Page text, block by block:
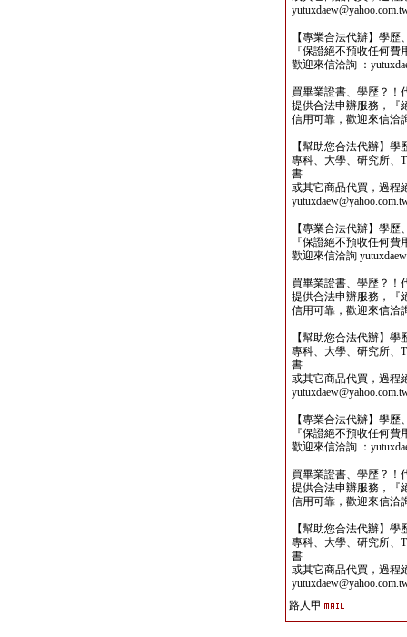
【專業合法代辦】學
『保證絕不預收任何
歡迎來信洽詢 ：
買畢業證書、學歷？！
提供合法申辦服務，『
信用可靠，歡迎來信洽
【幫助您合法代辦】
專科、大學、研究所、
書
或其它商品代買，過程
【專業合法代辦】學
『保證絕不預收任何
歡迎來信洽詢
買畢業證書、學歷？！
提供合法申辦服務，『
信用可靠，歡迎來信洽
【幫助您合法代辦】
專科、大學、研究所、
書
或其它商品代買，過程
【專業合法代辦】學
『保證絕不預收任何
歡迎來信洽詢 ：
買畢業證書、學歷？！
提供合法申辦服務，『
信用可靠，歡迎來信洽
【幫助您合法代辦】
專科、大學、研究所、
書
或其它商品代買，過程
路人甲